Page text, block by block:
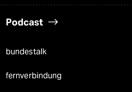
Podcast
bundestalk
fernverbindung